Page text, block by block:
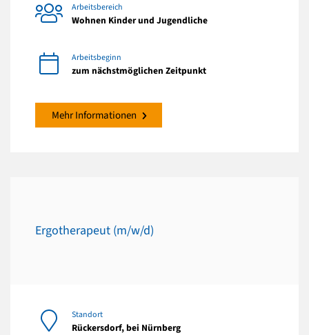
Arbeitsbereich
Wohnen Kinder und Jugendliche
Arbeitsbeginn
zum nächstmöglichen Zeitpunkt
Mehr Informationen
Ergotherapeut (m/w/d)
Standort
Rückersdorf, bei Nürnberg